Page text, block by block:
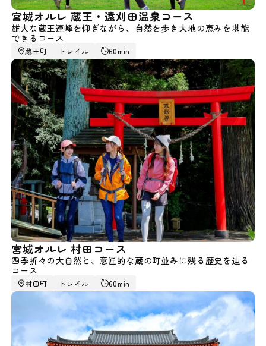
宮城オルレ 蔵王・遠刈田温泉コース
雄大な蔵王連峰を仰ぎながら、自然を歩き大地の恵みを堪能
できるコース
蔵王町 トレイル 60min
宮城オルレ 村田コース
四季折々の大自然と、意匠的な蔵の町並みに残る歴史を辿る
コース
村田町 トレイル 60min